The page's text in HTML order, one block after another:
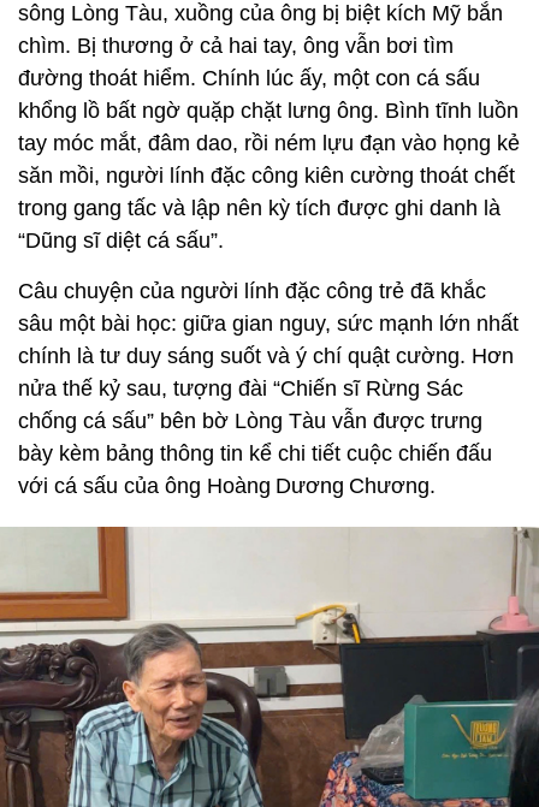
sông Lòng Tàu, xuồng của ông bị biệt kích Mỹ bắn
chìm. Bị thương ở cả hai tay, ông vẫn bơi tìm
đường thoát hiểm. Chính lúc ấy, một con cá sấu
khổng lồ bất ngờ quặp chặt lưng ông. Bình tĩnh luồn
tay móc mắt, đâm dao, rồi ném lựu đạn vào họng kẻ
săn mồi, người lính đặc công kiên cường thoát chết
trong gang tấc và lập nên kỳ tích được ghi danh là
“Dũng sĩ diệt cá sấu”.
Câu chuyện của người lính đặc công trẻ đã khắc
sâu một bài học: giữa gian nguy, sức mạnh lớn nhất
chính là tư duy sáng suốt và ý chí quật cường. Hơn
nửa thế kỷ sau, tượng đài “Chiến sĩ Rừng Sác
chống cá sấu” bên bờ Lòng Tàu vẫn được trưng
bày kèm bảng thông tin kể chi tiết cuộc chiến đấu
với cá sấu của ông Hoàng Dương Chương.